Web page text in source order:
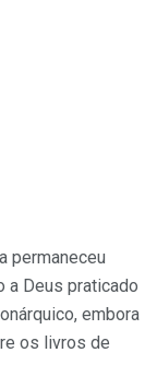
permaneceu
a Deus praticado
embora
os livros de